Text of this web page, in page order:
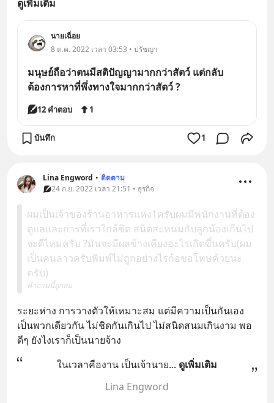
ดูเพิ่มเติม
นายเฉื่อย
8 ต.ค. 2022 เวลา 03:53 • ปรัชญา
มนุษย์ถือว่าตนมีสติปัญญามากกว่าสัตว์ แต่กลับ
ต้องการหาที่พึ่งทางใจมากกว่าสัตว์ ?
12 คำตอบ 1
บันทึก 1
Lina Engword • ติดตาม
24 ก.ย. 2022 เวลา 21:51 • ธุรกิจ
ผมเป็นเจ้าของร้านอาหารแห่ง1ครับผมมีพนักงานที่ต้อง
ดูแลและการที่เราใกล้ชิด สนิดสะหนมกับลูกน้องเกีนไป
จะดีไหมครับ ?มันจะมีผลข้างเคียงอะไรเกิดขึ้นครับ(ผม
เป็นคนลาวครับพิมพ์ไม่ถูกอย่างไรก้อขอโทษค้วยนะ
ครับ)
คำถามนี้ถูกลบ
ระยะห่าง การวางตัวให้เหมาะสม แต่มีความเป็นกันเอง
เป็นพวกเดียวกัน ไม่ชิดกันเกินไป ไม่สนิดสนมเกินงาม พอ
ดีๆ ยังไงเราก็เป็นนายจ้าง
ในเวลาคืองาน เป็นเจ้านาย... ดูเพิ่มเติม
Lina Engword